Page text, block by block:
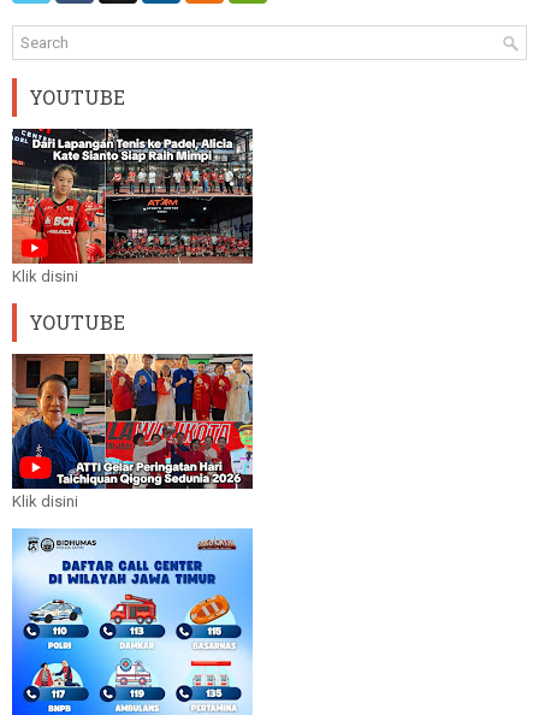
YOUTUBE
Klik disini
YOUTUBE
Klik disini